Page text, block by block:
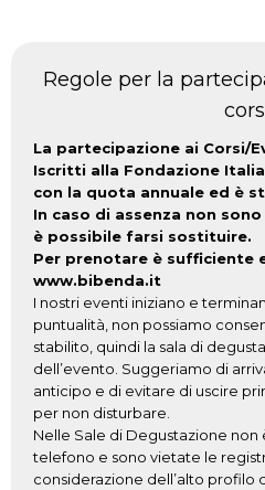
Regole per la
La partecipazione ai Corsi/
Iscritti alla Fondazione
con la quota annuale ed è
In caso di assenza non
è possibile farsi sostituire.
Per prenotare è sufficiente
www.bibenda.it
I nostri eventi iniziano e
puntualità, non possiamo
stabilito, quindi la sala di
dell’evento. Suggeriamo di
anticipo e di evitare di uscire
per non disturbare.
Nelle Sale di Degustazione non
telefono e sono vietate le
considerazione dell’alto profilo